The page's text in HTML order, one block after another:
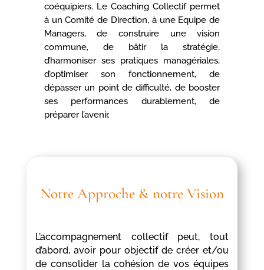
coéquipiers. Le Coaching Collectif permet
à un Comité de Direction, à une Equipe de
Managers, de construire une vision
commune, de bâtir la stratégie,
d’harmoniser ses pratiques managériales,
d’optimiser son fonctionnement, de
dépasser un point de difficulté, de booster
ses performances durablement, de
préparer l’avenir.
Notre Approche & notre Vision
L’accompagnement collectif peut, tout
d’abord, avoir pour objectif de créer et/ou
de consolider la cohésion de vos équipes